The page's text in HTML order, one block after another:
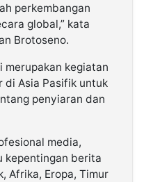
perkembangan
global,” kata
Brotoseno.
merupakan kegiatan
di Asia Pasifik untuk
penyiaran dan
media,
kepentingan berita
Afrika, Eropa, Timur